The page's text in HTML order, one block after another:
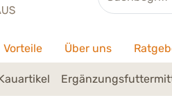
Vorteile Über uns